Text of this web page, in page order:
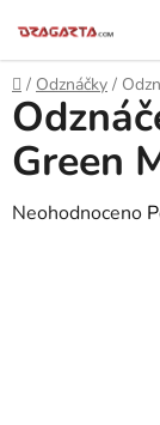
na
obsah
Domů
/ Odznáčky /
Green
Průměrné
Neohodnoceno